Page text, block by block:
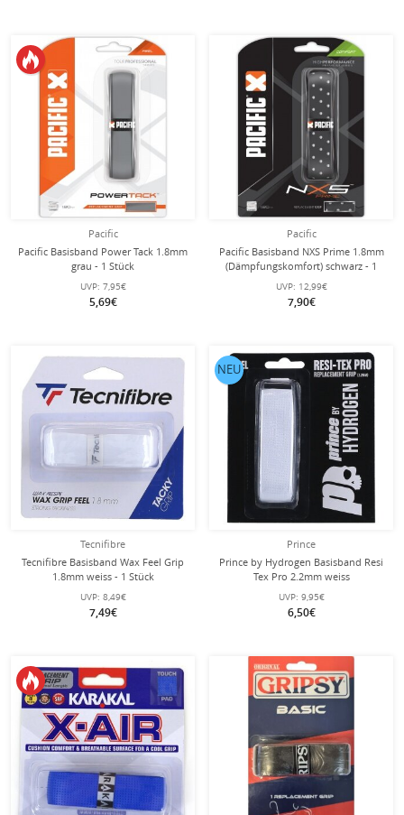
Pacific
Pacific Basisband Power Tack 1.8mm
grau - 1 Stück
UVP: 7,95€
5,69€
Pacific
Pacific Basisband NXS Prime 1.8mm
(Dämpfungskomfort) schwarz - 1
Stück
UVP: 12,99€
7,90€
Tecnifibre
Tecnifibre Basisband Wax Feel Grip
1.8mm weiss - 1 Stück
UVP: 8,49€
7,49€
Prince
Prince by Hydrogen Basisband Resi
Tex Pro 2.2mm weiss
UVP: 9,95€
6,50€
NEU